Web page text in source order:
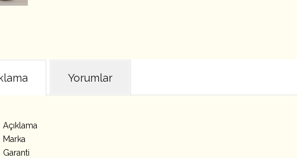
Yorumlar
Açıklama
Marka
Garanti